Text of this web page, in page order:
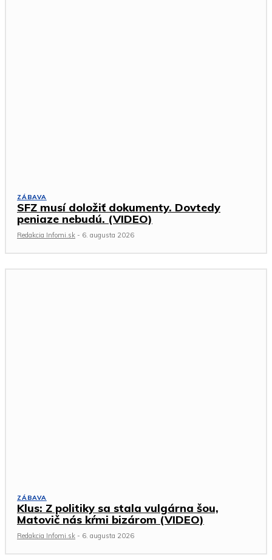
ZÁBAVA
SFZ musí doložiť dokumenty. Dovtedy
peniaze nebudú. (VIDEO)
Redakcia Infomi.sk - 6. augusta 2026
ZÁBAVA
Klus: Z politiky sa stala vulgárna šou,
Matovič nás kŕmi bizárom (VIDEO)
Redakcia Infomi.sk - 6. augusta 2026